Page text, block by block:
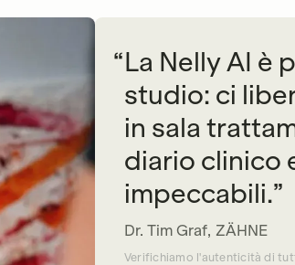
“La Nelly AI è
studio: ci
in sala
diario clinico
impeccabili.
Dr. Tim Graf, ZÄHNE
Verifichiamo l'autenticità di